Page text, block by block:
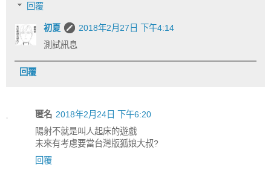
回覆
初夏
2018年2月27日 下午4:14
測試訊息
回覆
匿名 2018年2月24日 下午6:20
陽射不就是叫人起床的遊戲
未來有考慮要當台灣版狐娘大叔?
回覆